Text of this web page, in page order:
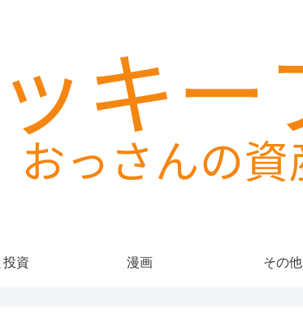
投資 漫画 その他